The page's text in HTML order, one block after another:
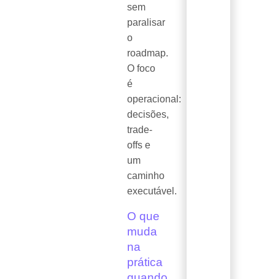
sem
paralisar
o
roadmap.
O foco
é
operacional:
decisões,
trade-
offs e
um
caminho
executável.
O que
muda
na
prática